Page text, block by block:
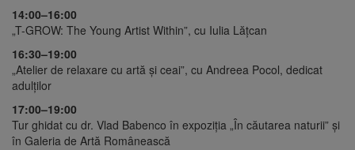
14:00–16:00
„T-GROW: The Young Artist Within”, cu Iulia Lățcan
16:30–19:00
„Atelier de relaxare cu artă și ceai”, cu Andreea Pocol, dedicat
adulților
17:00–19:00
Tur ghidat cu dr. Vlad Babenco în expoziția „În căutarea naturii” și
în Galeria de Artă Românească